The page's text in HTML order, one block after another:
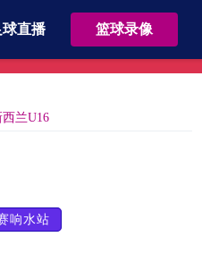
球直播 篮球录像
兰U16
响水站